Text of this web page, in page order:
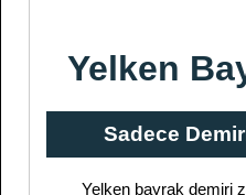
Yelken
Sadece
Yelken bayrak demiri